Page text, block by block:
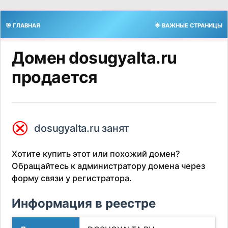
🎯 ГЛАВНАЯ 🌟 ВАЖНЫЕ СТРАНИЦЫ
Домен dosugyalta.ru
продается
⮿ dosugyalta.ru занят
Хотите купить этот или похожий домен?
Обращайтесь к администратору домена через
форму связи у регистратора.
Информация в реестре